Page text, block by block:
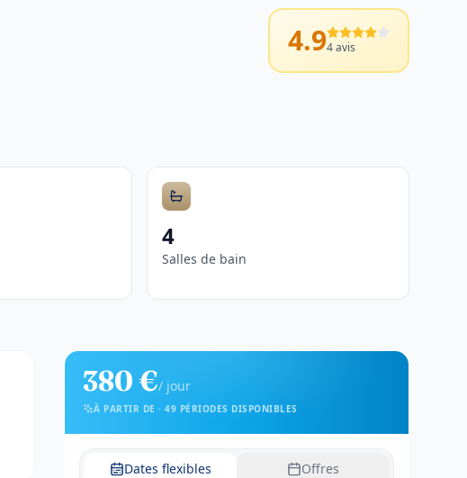
4.94avis
4
Salles de bain
380 €/ jour
À PARTIR DE · 49 PÉRIODES DISPONIBLES
Dates flexibles Offres